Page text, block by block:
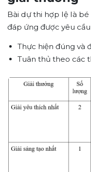
Bài dự thi hợp lệ là
đáp ứng được yêu cầu
Thực hiện đúng và
Tuân thủ theo các